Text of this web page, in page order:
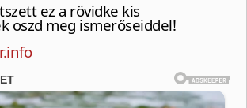
ez a rövidke kis
oszd meg ismerőseiddel!